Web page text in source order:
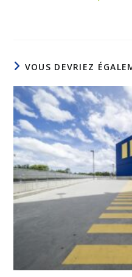
VOUS DEVRIEZ